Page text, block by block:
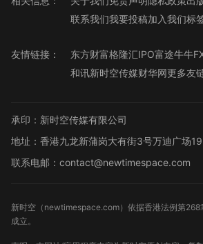
联系我们我要投稿加入我们标
友情链接： 东方财富格隆汇IPO富途牛牛
和讯新时空传媒财华网更多友
承印：新时空传媒有限公司
地址：香港九龙新蒲岗大有街3号万迪广场
联系电邮：contact@newtimespace.com
新时空（ newtimespace.com）依据香港法例第
成立。